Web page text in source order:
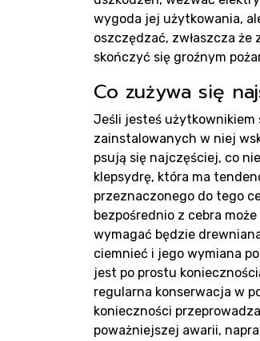
wygoda jej użytkowania,
oszczędzać, zwłaszcza
skończyć się groźnym
Co zużywa się
Jeśli jesteś użytkownikiem
zainstalowanych w niej
psują się najczęściej, co
klepsydrę, która ma
przeznaczonego do tego
bezpośrednio z cebra
wymagać będzie
ciemnieć i jego wymiana
jest po prostu
regularna konserwacja w
konieczności
poważniejszej awarii,